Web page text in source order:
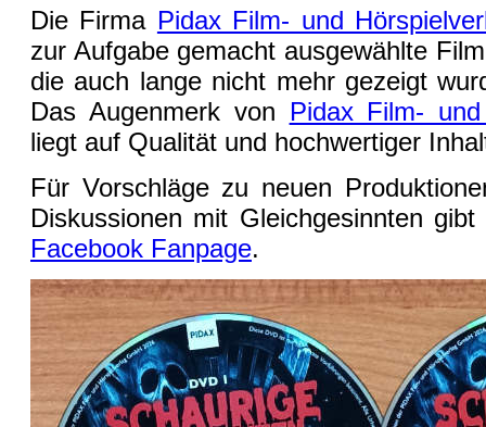
Die Firma Pidax Film- und
zur Aufgabe gemacht ausgewählte
die auch lange nicht mehr gezeigt
Das Augenmerk von Pidax Film-
liegt auf Qualität und hochwertiger
Für Vorschläge zu neuen
Diskussionen mit Gleichgesinnten
Facebook Fanpage.